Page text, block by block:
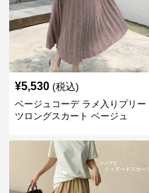
¥5,530 (税込)
ベージュコーデ ラメ入りプリー
ツロングスカート ベージュ